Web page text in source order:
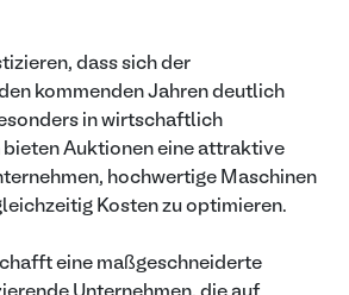
dass sich der
kommenden Jahren deutlich
in wirtschaftlich
bieten Auktionen eine attraktive
hochwertige Maschinen
Kosten zu optimieren.
eine maßgeschneiderte